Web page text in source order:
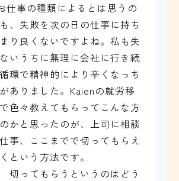
事の種類によるとは思うの
、失敗を次の日の仕事に持ち
り良くないですよね。私も失
いうちに無理に会社に行き続
環で精神的により辛くなっち
ありました。Kaienの就労移
色々教えてもらってこんな方
かと思ったのが、上司に相談
事、ここまでで切ってもらえ
という方法です。
切ってもらうというのはどう